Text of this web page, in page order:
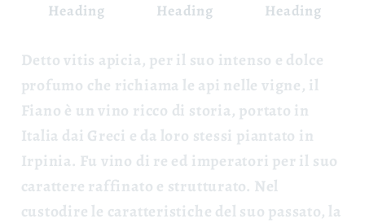
Heading Heading Heading
Detto vitis apicia, per il suo intenso e dolce
profumo che richiama le api nelle vigne, il
Fiano è un vino ricco di storia, portato in
Italia dai Greci e da loro stessi piantato in
Irpinia. Fu vino di re ed imperatori per il suo
carattere raffinato e strutturato. Nel
custodire le caratteristiche del suo passato, la